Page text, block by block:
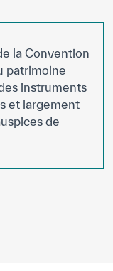
la Convention
patrimoine
instruments
et largement
de